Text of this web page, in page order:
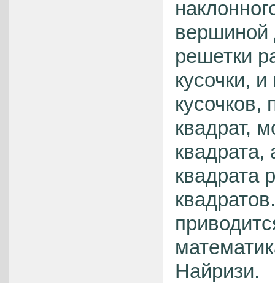
вершиной
решетки
кусочки,
квадрат,
квадрата,
квадрата
Найризи.